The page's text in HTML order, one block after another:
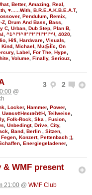
, Better, Amazing Real
♥......With B.R.E.A.K.B.E.A.T,
, Pendulum Remix
Z Drum And Bass Bass
C Urban Dub Step Plan B
^1^!°!^!!°!°!°!°!!°!°!°^! 4020
Hifi Hardware Visuals
Kind Michael MυڪĪīc
On
, Label For The Hype
Volume Finally, Seriouz
3 2
@
, Locker, Hammer, Power,
Uивєs¢Няєιвℓι¢Н, Teilweise,
, Folk-Rock, Ska , Fusion,
, Unbedingt, Drive, City,
, Band, Berlin , Sitzen,
Fegen, Konzert, Pettenbach ;),
, Energiegeladener,
WMF present
21:00 @ WMF Club